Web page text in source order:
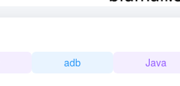
adb Java